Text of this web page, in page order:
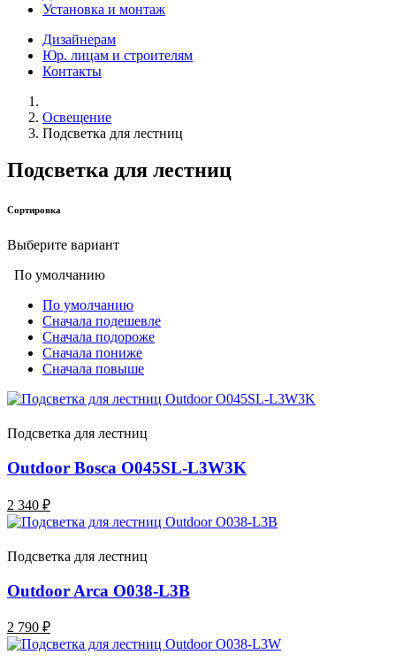
Установка и монтаж
Дизайнерам
Юр. лицам и строителям
Контакты
Освещение
Подсветка для лестниц
Подсветка для лестниц
Сортировка
Выберите вариант
По умолчанию
По умолчанию
Сначала подешевле
Сначала подороже
Сначала пониже
Сначала повыше
Подсветка для лестниц
Outdoor Bosca O045SL-L3W3K
2 340 ₽
Подсветка для лестниц
Outdoor Arca O038-L3B
2 790 ₽